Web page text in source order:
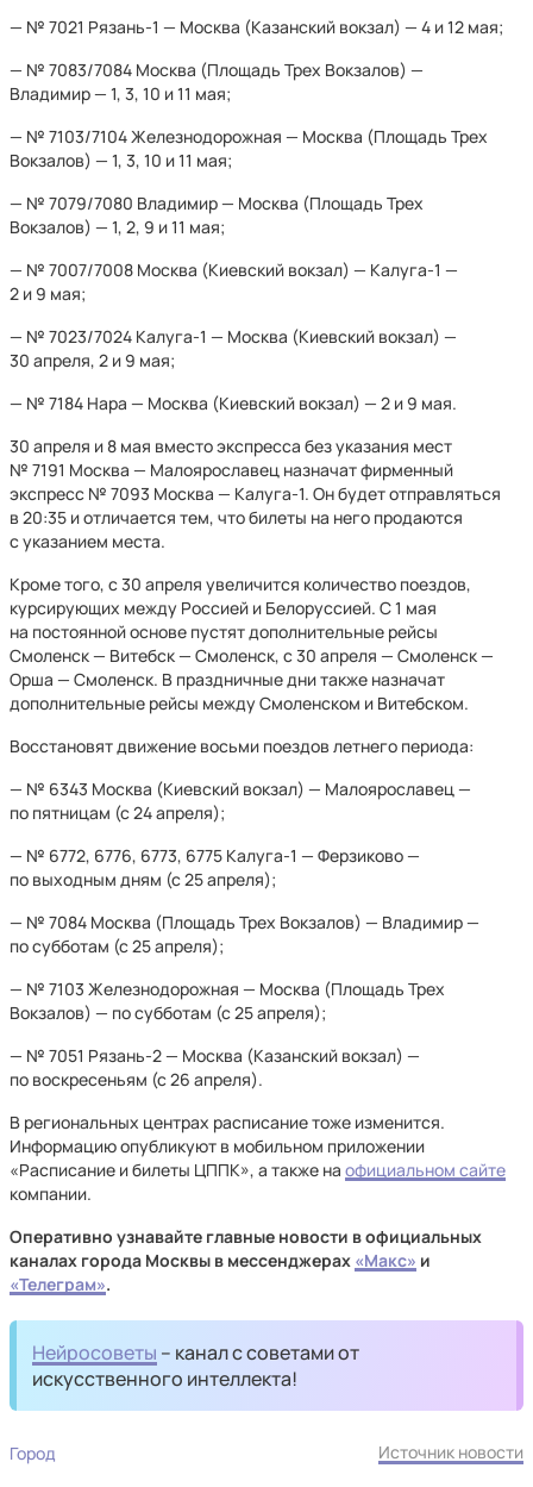
— № 7021 Рязань-1 — Москва (Казанский вокзал) — 4 и 12 мая;
— № 7083/7084 Москва (Площадь Трех Вокзалов) —
Владимир — 1, 3, 10 и 11 мая;
— № 7103/7104 Железнодорожная — Москва (Площадь Трех
Вокзалов) — 1, 3, 10 и 11 мая;
— № 7079/7080 Владимир — Москва (Площадь Трех
Вокзалов) — 1, 2, 9 и 11 мая;
— № 7007/7008 Москва (Киевский вокзал) — Калуга-1 —
2 и 9 мая;
— № 7023/7024 Калуга-1 — Москва (Киевский вокзал) —
30 апреля, 2 и 9 мая;
— № 7184 Нара — Москва (Киевский вокзал) — 2 и 9 мая.
30 апреля и 8 мая вместо экспресса без указания мест
№ 7191 Москва — Малоярославец назначат фирменный
экспресс № 7093 Москва — Калуга-1. Он будет отправляться
в 20:35 и отличается тем, что билеты на него продаются
с указанием места.
Кроме того, с 30 апреля увеличится количество поездов,
курсирующих между Россией и Белоруссией. С 1 мая
на постоянной основе пустят дополнительные рейсы
Смоленск — Витебск — Смоленск, с 30 апреля — Смоленск —
Орша — Смоленск. В праздничные дни также назначат
дополнительные рейсы между Смоленском и Витебском.
Восстановят движение восьми поездов летнего периода:
— № 6343 Москва (Киевский вокзал) — Малоярославец —
по пятницам (с 24 апреля);
— № 6772, 6776, 6773, 6775 Калуга-1 — Ферзиково —
по выходным дням (с 25 апреля);
— № 7084 Москва (Площадь Трех Вокзалов) — Владимир —
по субботам (с 25 апреля);
— № 7103 Железнодорожная — Москва (Площадь Трех
Вокзалов) — по субботам (с 25 апреля);
— № 7051 Рязань-2 — Москва (Казанский вокзал) —
по воскресеньям (с 26 апреля).
В региональных центрах расписание тоже изменится.
Информацию опубликуют в мобильном приложении
«Расписание и билеты ЦППК», а также на официальном сайте
компании.
Оперативно узнавайте главные новости в официальных
каналах города Москвы в мессенджерах «Макс» и
«Телеграм».
Нейросоветы – канал с советами от
искусственного интеллекта!
Город Источник новости